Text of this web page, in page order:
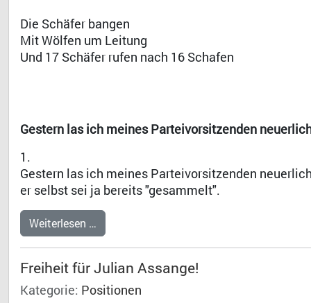
Die Schäfer bangen
Mit Wölfen um Leitung
Und 17 Schäfer rufen nach 16 Schafen
Gestern las ich meines Parteivorsitzenden
1.
Gestern las ich meines Parteivorsitzenden
er selbst sei ja bereits "gesammelt".
Weiterlesen …
Freiheit für Julian Assange!
Kategorie: Positionen